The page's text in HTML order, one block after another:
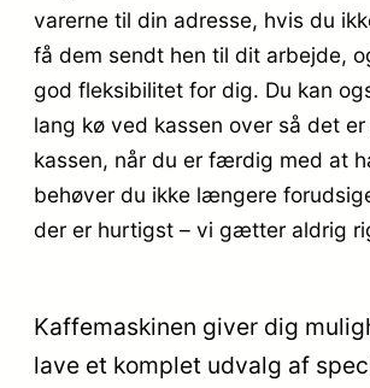
varerne til din adresse, hvis du
få dem sendt hen til dit arbejde,
god fleksibilitet for dig. Du kan
lang kø ved kassen over så det
kassen, når du er færdig med at
behøver du ikke længere
der er hurtigst – vi gætter aldrig
Kaffemaskinen giver dig
lave et komplet udvalg af